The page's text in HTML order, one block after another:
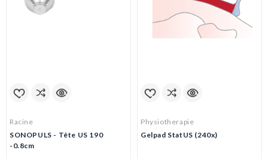
Racine
SONOPULS - Tête US 190
-0.8cm
Physiotherapie
Gelpad StatUS (240x)